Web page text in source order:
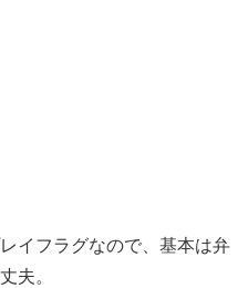
イフラグなので、基本は弁
夫。